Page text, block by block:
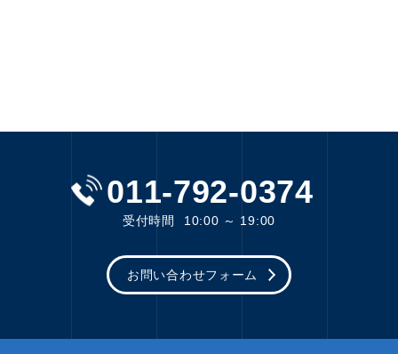
011-792-0374
受付時間 10:00 ～ 19:00
お問い合わせフォーム